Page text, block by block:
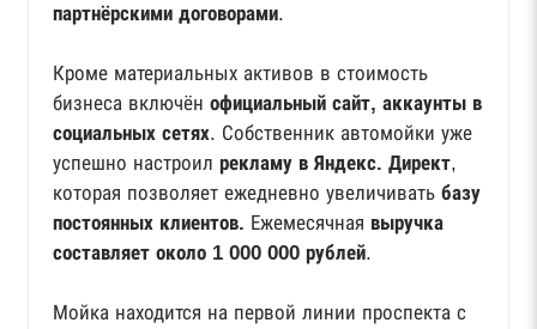
партнёрскими договорами.
Кроме материальных активов в стоимость
бизнеса включён официальный сайт, аккаунты в
социальных сетях. Собственник автомойки уже
успешно настроил рекламу в Яндекс. Директ,
которая позволяет ежедневно увеличивать базу
постоянных клиентов. Ежемесячная выручка
составляет около 1 000 000 рублей.
Мойка находится на первой линии проспекта с